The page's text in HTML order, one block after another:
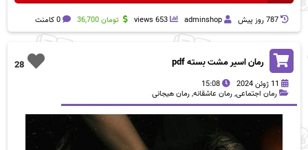
787 روز پيش adminshop
653 views تومان36,700 0 کامنت
28 رمان اسیر مشت بسته pdf
11 ژوئن 2024 15:08
رمان اجتماعی,رمان عاشقانه,رمان هیجانی